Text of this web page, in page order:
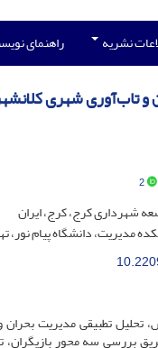
نشریه راهنمای
و تاب‌آوری شهری
2
شهرداری کرج، کرج، ایران
مدیریت، دانشگاه پیام نور،
تطبیقی مدیریت
بررسی سه محورِ